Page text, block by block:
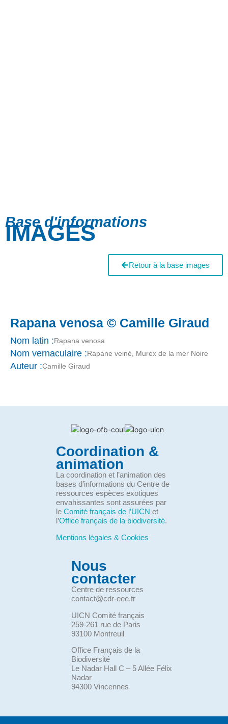
Base d'informations
IMAGES
Retour à la base images
Rapana venosa © Camille Giraud
Nom latin :Rapana venosa
Nom vernaculaire :Rapane veiné, Murex de la mer Noire
Auteur :Camille Giraud
Coordination &
animation
La coordination et l’animation des
bases d’informations du Centre de
ressources espèces exotiques
envahissantes sont assurées par
le Comité français de l’UICN et
l’Office français de la biodiversité.
Mentions légales & Cookies
Nous
contacter
Centre de ressources
contact@cdr-eee.fr
UICN Comité français
259-261 rue de Paris
93100 Montreuil
Office Français de la
Biodiversité
Le Nadar Hall C – 5 Allée Félix
Nadar
94300 Vincennes